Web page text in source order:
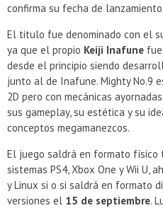
confirma su fecha de
El titulo fue denominado con el
ya que el propio Keiji Inafune
desde el principio siendo
junto al de Inafune. Mighty No.9
2D pero con mecánicas
sus gameplay, su estética y su
conceptos megamanezcos.
El juego saldrá en formato físico
sistemas PS4, Xbox One y Wii U,
y Linux si o si saldrá en formato
versiones el 15 de septiembre.